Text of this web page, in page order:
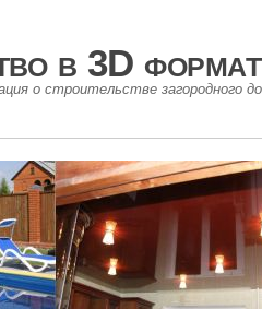
в 3D
о строительстве загородного